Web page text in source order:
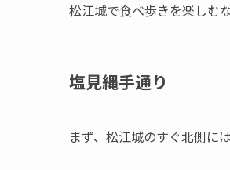
松江城で食べ歩きを楽しむ
塩見縄手通り
まず、松江城のすぐ北側に